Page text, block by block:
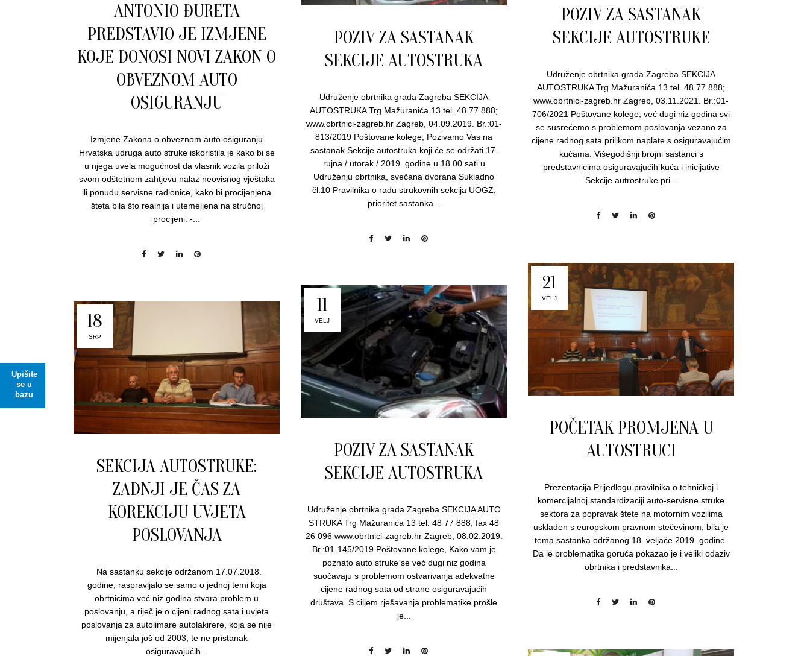
Upišite
se u
bazu
ANTONIO ĐURETA
PREDSTAVIO JE IZMJENE
KOJE DONOSI NOVI ZAKON O
OBVEZNOM AUTO
OSIGURANJU
Izmjene Zakona o obveznom auto osiguranju
Hrvatska udruga auto struke iskoristila je kako bi se
u njega uvela mogućnost da vlasnik vozila priloži
svom odštetnom zahtjevu nalaz neovisnog vještaka
ili ponudu servisne radionice, kako bi procijenjena
šteta bila što realnija i utemeljena na stručnoj
procijeni. -...
POZIV ZA SASTANAK
SEKCIJE AUTOSTRUKE
Udruženje obrtnika grada Zagreba SEKCIJA
AUTOSTRUKA Trg Mažuranića 13 tel. 48 77 888;
www.obrtnici-zagreb.hr Zagreb, 03.11.2021. Br.:01-
706/2021 Poštovane kolege, već dugi niz godina svi
se susrećemo s problemom poslovanja vezano za
cijene radnog sata prilikom naplate s osiguravajućim
kućama. Višegodišnji brojni sastanci s
predstavnicima osiguravajućih kuća i inicijative
Sekcije autrostruke pri...
POZIV ZA SASTANAK
SEKCIJE AUTOSTRUKA
Udruženje obrtnika grada Zagreba SEKCIJA
AUTOSTRUKA Trg Mažuranića 13 tel. 48 77 888;
www.obrtnici-zagreb.hr Zagreb, 04.09.2019. Br.:01-
813/2019 Poštovane kolege, Pozivamo Vas na
sastanak Sekcije autostruka koji će se održati 17.
rujna / utorak / 2019. godine u 18.00 sati u
Udruženju obrtnika, svečana dvorana Sukladno
čl.10 Pravilnika o radu strukovnih sekcija UOGZ,
prioritet sastanka...
21
VELJ
POČETAK PROMJENA U
AUTOSTRUCI
Prezentacija Prijedlogu pravilnika o tehničkoj i
komercijalnoj standardizaciji auto-servisne struke
sektora za popravak štete na motornim vozilima
usklađen s europskom pravnom stečevinom, bila je
tema sastanka održanog 18. veljače 2019. godine.
Da je problematika goruća pokazao je i veliki odaziv
obrtnika i predstavnika...
11
VELJ
POZIV ZA SASTANAK
SEKCIJE AUTOSTRUKA
Udruženje obrtnika grada Zagreba SEKCIJA AUTO
STRUKA Trg Mažuranića 13 tel. 48 77 888; fax 48
26 096 www.obrtnici-zagreb.hr Zagreb, 08.02.2019.
Br.:01-145/2019 Poštovane kolege, Kako vam je
poznato auto struke se već dugi niz godina
suočavaju s problemom ostvarivanja adekvatne
cijene radnog sata od strane osiguravajućih
društava. S ciljem rješavanja problematike prošle
je...
18
SRP
SEKCIJA AUTOSTRUKE:
ZADNJI JE ČAS ZA
KOREKCIJU UVJETA
POSLOVANJA
Na sastanku sekcije održanom 17.07.2018.
godine, raspravljalo se samo o jednoj temi koja
obrtnicima već niz godina stvara problem u
poslovanju, a riječ je o cijeni radnog sata i uvjeta
poslovanja za autolimare autolakirere, koja se nije
mijenjala još od 2003, te ne pristanak
osiguravajućih...